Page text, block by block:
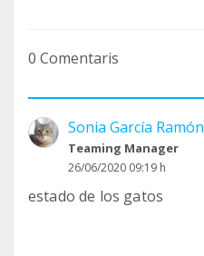
0 Comentaris
Sonia García Ramón
Teaming Manager
26/06/2020 09:19 h
estado de los gatos